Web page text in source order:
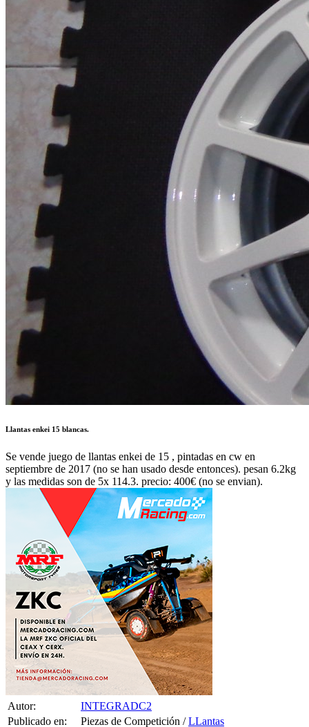
septiembre de 2017 (no se han usado desde entonces). pesan 6.2kg
y las medidas son de 5x 114.3. precio: 400€ (no se envian).
INTEGRADC2
Publicado en:
Piezas de Competición /
Publicado el:
07-Feb-2018 23:28